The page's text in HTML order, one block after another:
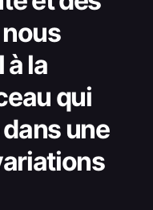
à la
qui
une